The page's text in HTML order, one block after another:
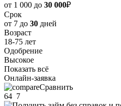
от 1 000 до 30 000₽
Срок
от 7 до 30 дней
Возраст
18-75 лет
Одобрение
Высокое
Показать всё
Онлайн-заявка
Сравнить
64 7